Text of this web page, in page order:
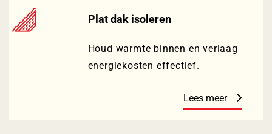
Plat dak isoleren
Houd warmte binnen en verlaag
energiekosten effectief.
Lees meer